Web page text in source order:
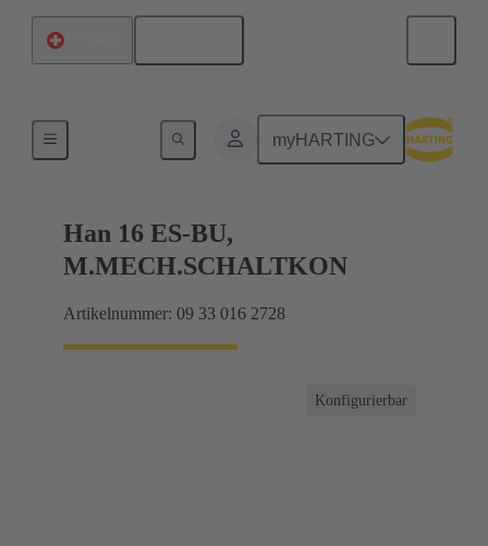
myHARTING
Ströme bis 16 A
Han 16 ES-BU,
M.MECH.SCHALTKON
Artikelnummer: 09 33 016 2728
Konfigurierbar